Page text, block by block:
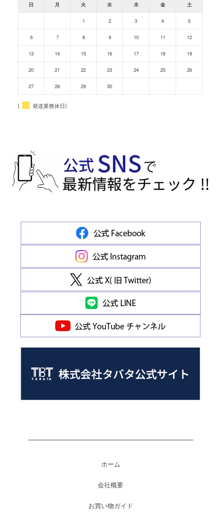
日 月 火 水 木 金 土
1 2 3 4 5
6 7 8 9 10 11 12
13 14 15 16 17 18 19
20 21 22 23 24 25 26
27 28 29 30
( 発送業務休日)
ホーム
会社概要
お買い物ガイド